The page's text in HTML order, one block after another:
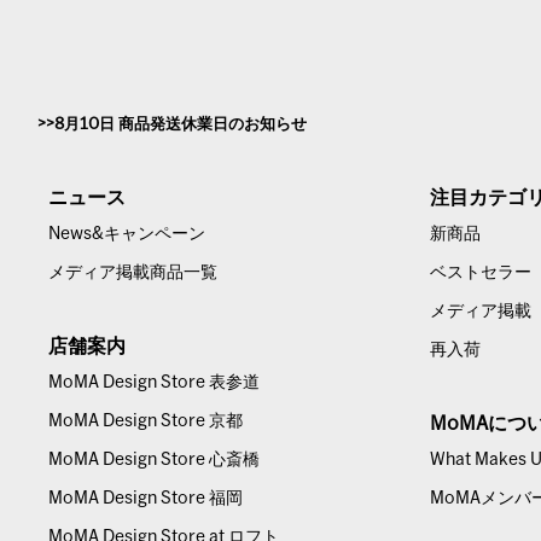
8月10日 商品発送休業日のお知らせ
ニュース
News&キャンペーン
メディア掲載商品一覧
店舗案内
MoMA Design Store 表参道
MoMA Design Store 京都
MoMA Design Store 心斎橋
MoMA Design Store 福岡
MoMA Design Store at ロフト
注目カテゴ
新商品
ベストセラー
メディア掲載
再入荷
MoMAにつ
What Makes
MoMAメンバ